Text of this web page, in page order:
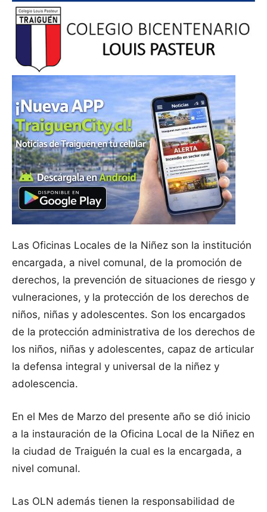
Las Oficinas Locales de la Niñez son la institución
encargada, a nivel comunal, de la promoción de
derechos, la prevención de situaciones de riesgo y
vulneraciones, y la protección de los derechos de
niños, niñas y adolescentes. Son los encargados
de la protección administrativa de los derechos de
los niños, niñas y adolescentes, capaz de articular
la defensa integral y universal de la niñez y
adolescencia.
En el Mes de Marzo del presente año se dió inicio
a la instauración de la Oficina Local de la Niñez en
la ciudad de Traiguén la cual es la encargada, a
nivel comunal.
Las OLN además tienen la responsabilidad de